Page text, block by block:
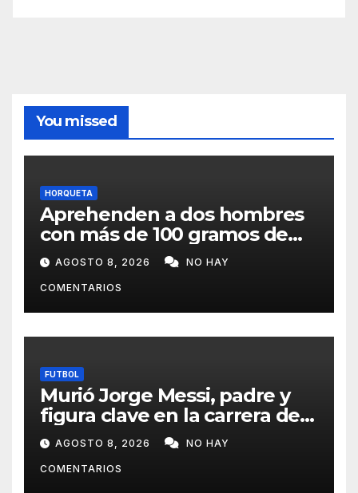
You missed
HORQUETA
Aprehenden a dos hombres
con más de 100 gramos de
supuesta marihuana en
Horqueta
AGOSTO 8, 2026 NO HAY
COMENTARIOS
FUTBOL
Murió Jorge Messi, padre y
figura clave en la carrera de
Lionel Messi
AGOSTO 8, 2026 NO HAY
COMENTARIOS